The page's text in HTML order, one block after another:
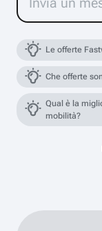
Le offerte
Che offerte
Qual è la
mobilità?